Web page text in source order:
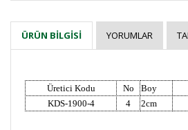
ÜRÜN BILGISI YORUMLAR
Üretici Kodu No Boy
KDS-1900-4
4 2cm